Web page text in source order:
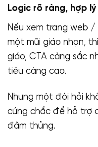
Logic rõ ràng, hợp
Nếu xem trang web
một mũi giáo nhọn,
giáo, CTA càng sắc
tiêu càng cao.
Nhưng một đòi hỏi
cứng chắc để hỗ trợ
đâm thủng.